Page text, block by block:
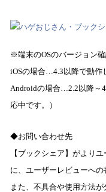
※端末のOSのバージョン確
iOSの場合…4.3 以降で動作
Androidの場合…2.2 以降～
応中です。）
◆お問い合わせ先
【ブックシェア】がより
に、ユーザーレビューへの
また、不具合や使用方法